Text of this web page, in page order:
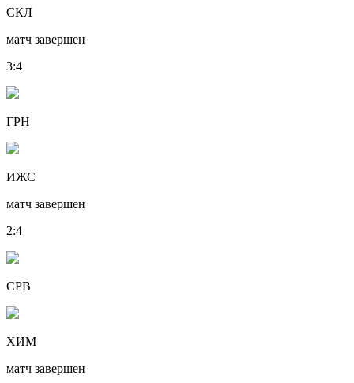
СКЛ
матч завершен
3:4
ГРН
ИЖС
матч завершен
2:4
СРВ
ХИМ
матч завершен